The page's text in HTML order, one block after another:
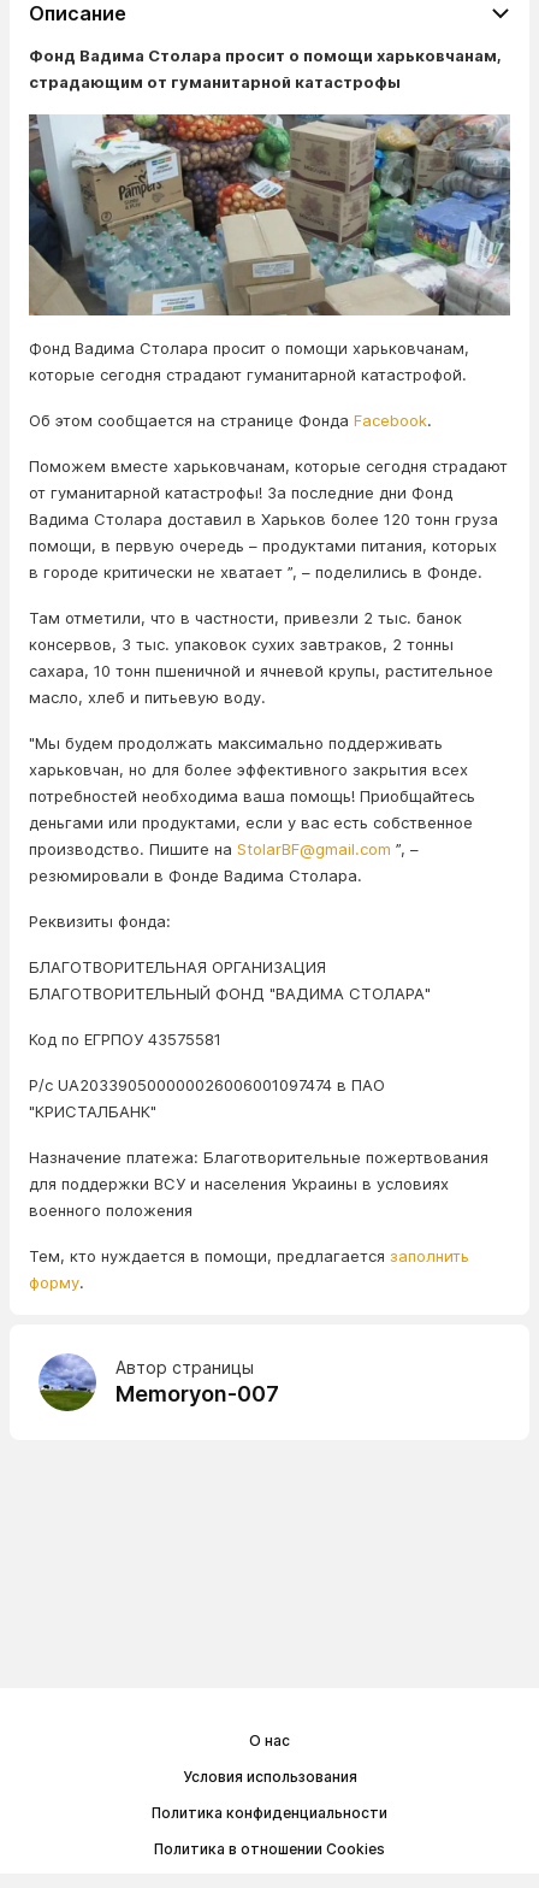
Описание
Фонд Вадима Столара просит о помощи харьковчанам,
страдающим от гуманитарной катастрофы
Фонд Вадима Столара просит о помощи харьковчанам,
которые сегодня страдают гуманитарной катастрофой.
Об этом сообщается на странице Фонда Facebook.
Поможем вместе харьковчанам, которые сегодня страдают
от гуманитарной катастрофы! За последние дни Фонд
Вадима Столара доставил в Харьков более 120 тонн груза
помощи, в первую очередь – продуктами питания, которых
в городе критически не хватает ”, – поделились в Фонде.
Там отметили, что в частности, привезли 2 тыс. банок
консервов, 3 тыс. упаковок сухих завтраков, 2 тонны
сахара, 10 тонн пшеничной и ячневой крупы, растительное
масло, хлеб и питьевую воду.
"Мы будем продолжать максимально поддерживать
харьковчан, но для более эффективного закрытия всех
потребностей необходима ваша помощь! Приобщайтесь
деньгами или продуктами, если у вас есть собственное
производство. Пишите на StolarBF@gmail.com ”, –
резюмировали в Фонде Вадима Столара.
Реквизиты фонда:
БЛАГОТВОРИТЕЛЬНАЯ ОРГАНИЗАЦИЯ
БЛАГОТВОРИТЕЛЬНЫЙ ФОНД "ВАДИМА СТОЛАРА"
Код по ЕГРПОУ 43575581
Р/с UA203390500000026006001097474 в ПАО
"КРИСТАЛБАНК"
Назначение платежа: Благотворительные пожертвования
для поддержки ВСУ и населения Украины в условиях
военного положения
Тем, кто нуждается в помощи, предлагается заполнить
форму.
Автор страницы
Memoryon-007
О нас
Условия использования
Политика конфиденциальности
Политика в отношении Cookies